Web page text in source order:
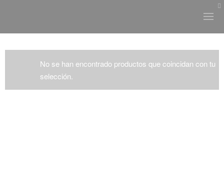
No se han encontrado productos que coincidan con tu
selección.